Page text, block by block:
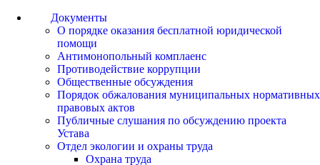
Документы
О порядке оказания бесплатной юридической
помощи
Антимонопольный комплаенс
Противодействие коррупции
Общественные обсуждения
Порядок обжалования муниципальных нормативных
правовых актов
Публичные слушания по обсуждению проекта
Устава
Отдел экологии и охраны труда
Охрана труда